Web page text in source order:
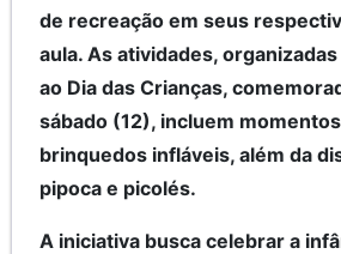
de recreação em seus
aula. As atividades,
ao Dia das Crianças,
sábado (12), incluem
brinquedos infláveis, além da
pipoca e picolés.
A iniciativa busca celebrar a